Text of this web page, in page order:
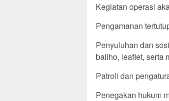
Kegiatan operasi
Pengamanan
Penyuluhan dan
baliho, leaflet, serta
Patroli dan
Penegakan hukum